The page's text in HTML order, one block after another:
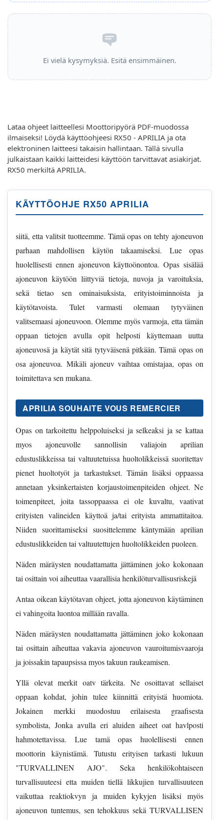
Ei vielä kysymyksiä. Esitä ensimmäinen.
Lataa ohjeet laitteellesi Moottoripyörä PDF-muodossa
ilmaiseksi! Löydä käyttöohjeesi RX50 - APRILIA ja ota
elektroninen laitteesi takaisin hallintaan. Tällä sivulla
julkaistaan kaikki laitteidesi käyttöön tarvittavat asiakirjat.
RX50 merkiltä APRILIA.
KÄYTTÖOHJE RX50 APRILIA
siitä, etta valitsit tuotteemme. Tämä opas on tehty ajoneuvon
parhaan mahdollisen käytön takaamiseksi. Lue opas
huolellisesti ennen ajoneuvon käyttoönontoa. Opas sisälää
ajoneuvon käytöön liittyviä tietoja, nuvoja ja varoituksia,
sekä tietao sen ominaisuksista, erityistoiminnoista ja
käytötavoista. Tulet varmasti olemaan tytyväinen
valitsemaasi ajoneuvoon. Olemme myös varmoja, etta tämän
oppaan tietojen avulla opit helposti käyttemaan uutta
ajoneuvosä ja käytät sitä tytyväisenä pitkään. Tämä opas on
osa ajoneuvoa. Mikäli ajoneuv vaihtaa omistajaa, opas on
toimitettava sen mukana.
APRILIA SOUHAITE VOUS REMERCIER
Opas on tarkoitettu helppoluiseksi ja selkeaksi ja se kattaa
myos ajoneuvolle sannollisin valiajoin aprilian
edustuslikkeissa tai valtuutetuissa huoltolikkeissä suoritettav
pienet huoltotyöt ja tarkastukset. Tämän lisäksi oppaassa
annetaan yksinkertaisten korjaustoimenpiteiden ohjeet. Ne
toimenpiteet, joita tassoppaassa ei ole kuvaltu, vaativat
erityisten valineiden käyttoä ja/tai erityista ammattitaitoa.
Niiden suorittamiseksi suosittelemme käntymään aprilian
edustuslikkeiden tai valtuutettujen huoltolikkeiden puoleen.
Näden märäysten noudattamatta jättäminen joko kokonaan
tai osittain voi aiheuttaa vaarallisia henkilöturvallisusriskejä
Antaa oikean käytötavan ohjeet, jotta ajoneuvon käytäminen
ei vahingoita luontoa millään ravalla.
Näden märäysten noudattamatta jättäminen joko kokonaan
tai osittain aiheuttaa vakavia ajoneuvon vauroitumisvaaroja
ja joissakin tapaupsissa myos takuun raukeamisen.
Yllä olevat merkit oatv tärkeita. Ne osoittavat sellaiset
oppaan kohdat, johin tulee kiinnittä erityistä huomiota.
Jokainen merkki muodostuu erilaisesta graafisesta
symbolista, Jonka avulla eri aluiden aiheet oat havlposti
hahmotettavissa. Lue tamä opas huolellisesti ennen
moottorin käynistämä. Tutustu erityisen tarkasti lukuun
"TURVALLINEN AJO". Seka henkilökohtaiseen
turvallisuuteesi etta muiden tiellä likkujien turvallisuuteen
vaikuttaa reaktiokvyn ja muiden kykyjen lisäksi myös
ajoneuvon tuntemus, sen tehokkuus sekä TURVALLISEN